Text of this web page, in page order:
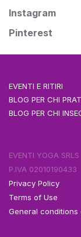
Instagram
Pinterest
EVENTI E RITIRI
BLOG PER CHI
BLOG PER CHI
EVENTI YOGA SRLS
P.IVA 02010190433
Privacy Policy
Terms of Use
General conditions